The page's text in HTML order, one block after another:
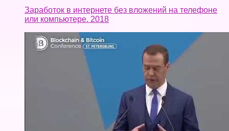
Заработок в интернете без вложений на телефоне
или компьютере. 2018